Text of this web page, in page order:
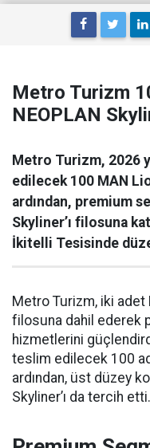
Metro Turizm
NEOPLAN
Metro Turizm, 2026
edilecek 100 MAN
ardından, premium
Skyliner’ı filosuna
İkitelli Tesisinde
Metro Turizm, iki adet
filosuna dahil ederek
hizmetlerini
teslim edilecek 100
ardından, üst düzey
Skyliner’ı da tercih etti.